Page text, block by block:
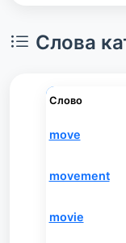
Слова
Слово
move
movement
movie